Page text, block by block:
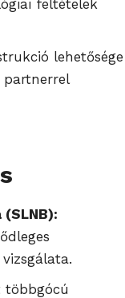
feltételek
lehetősége
partnerrel
többgócú